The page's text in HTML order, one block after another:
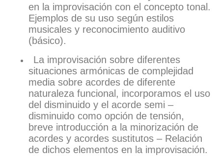
en la improvisación con el concepto tonal.
Ejemplos de su uso según estilos
musicales y reconocimiento auditivo
(básico).
La improvisación sobre diferentes
situaciones armónicas de complejidad
media sobre acordes de diferente
naturaleza funcional, incorporamos el uso
del disminuido y el acorde semi –
disminuido como opción de tensión,
breve introducción a la minorización de
acordes y acordes sustitutos – Relación
de dichos elementos en la improvisación.